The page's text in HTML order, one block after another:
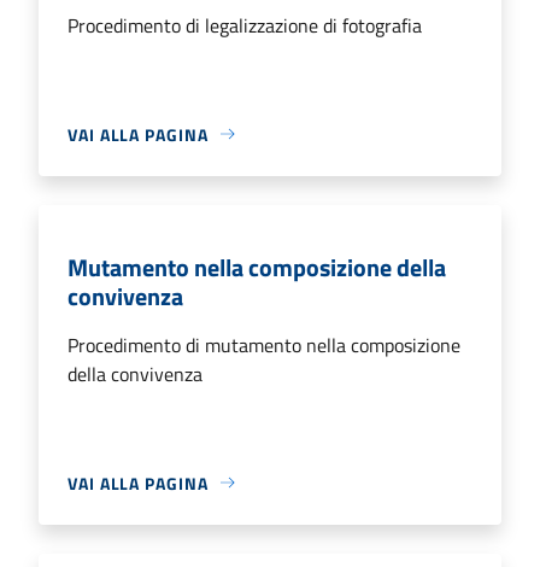
Procedimento di legalizzazione di fotografia
VAI ALLA PAGINA
Mutamento nella composizione della
convivenza
Procedimento di mutamento nella composizione
della convivenza
VAI ALLA PAGINA